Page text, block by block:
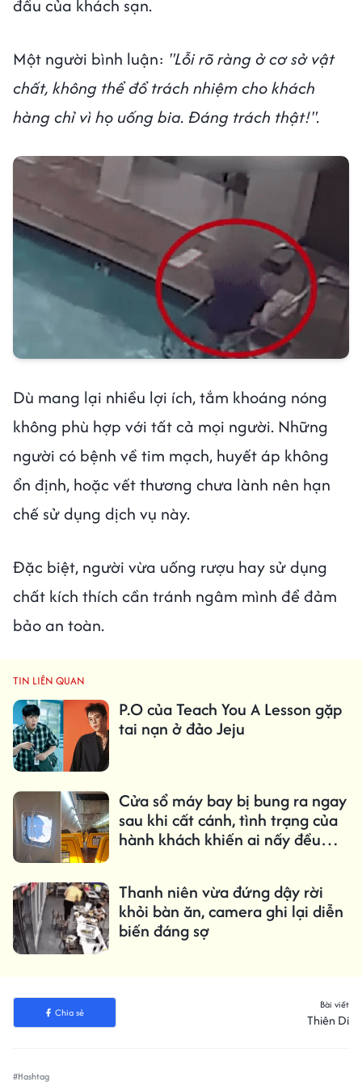
đầu của khách sạn.
Một người bình luận: "Lỗi rõ ràng ở cơ sở vật
chất, không thể đổ trách nhiệm cho khách
hàng chỉ vì họ uống bia. Đáng trách thật!".
Dù mang lại nhiều lợi ích, tắm khoáng nóng
không phù hợp với tất cả mọi người. Những
người có bệnh về tim mạch, huyết áp không
ổn định, hoặc vết thương chưa lành nên hạn
chế sử dụng dịch vụ này.
Đặc biệt, người vừa uống rượu hay sử dụng
chất kích thích cần tránh ngâm mình để đảm
bảo an toàn.
TIN LIÊN QUAN
P.O của Teach You A Lesson gặp
tai nạn ở đảo Jeju
Cửa sổ máy bay bị bung ra ngay
sau khi cất cánh, tình trạng của
hành khách khiến ai nấy đều
Thanh niên vừa đứng dậy rời
khỏi bàn ăn, camera ghi lại diễn
biến đáng sợ
Chia sẻ
Bài viết
Thiên Di
#Hashtag